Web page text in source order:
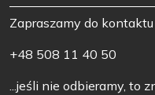
Zapraszamy do
+48 508 11 40 50
...jeśli nie odbieramy, to